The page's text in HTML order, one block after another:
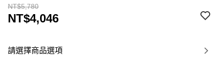
NT$5,780
NT$4,046
請選擇商品選項